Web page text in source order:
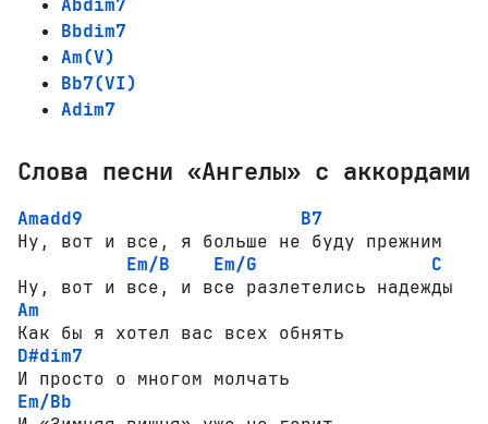
Bbdim7
Am(V)
Bb7(VI)
Adim7
Слова песни «Ангелы» с аккордами
Amadd9
B7
Ну, вот и все, я больше не буду прежним
Em/B
Em/G
C
Am
D#dim7
Em/Bb